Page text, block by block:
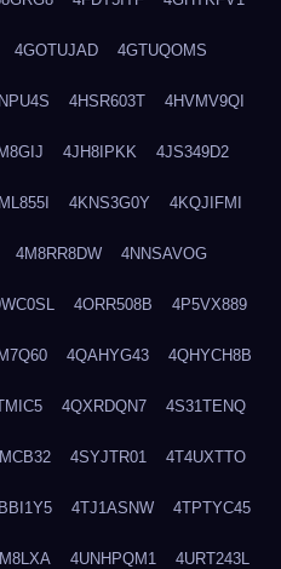
4GOTUJAD 4GTUQOMS
4HSR603T 4HVMV9QI
4JH8IPKK 4JS349D2
4KNS3G0Y 4KQJIFMI
4M8RR8DW 4NNSAVOG
4ORR508B 4P5VX889
4QAHYG43 4QHYCH8B
4QXRDQN7 4S31TENQ
4SYJTR01 4T4UXTTO
4TJ1ASNW 4TPTYC45
4UNHPQM1 4URT243L